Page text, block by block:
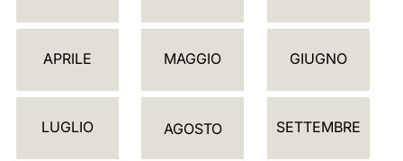
L
D
APRILE MAGGIO GIUGNO
LUGLIO AGOSTO SETTEMBRE